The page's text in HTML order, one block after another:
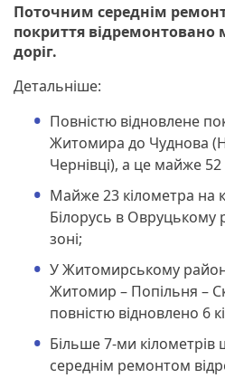
Поточним середнім
покриття відремонтовано
доріг.
Детальніше:
Повністю відновлене
Житомира до Чуднова
Чернівці), а це майже 52
Майже 23 кілометра на
Білорусь в Овруцькому
зоні;
У Житомирському
Житомир – Попільня –
повністю відновлено 6
Більше 7-ми
середнім ремонтом